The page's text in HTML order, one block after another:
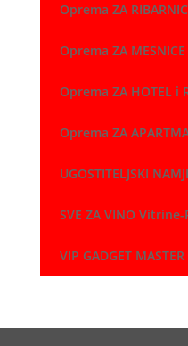
Oprema ZA
Oprema ZA MESNICE
Oprema ZA HOTEL i
Oprema ZA
UGOSTITELJSKI
SVE ZA VINO
VIP GADGET MASTER